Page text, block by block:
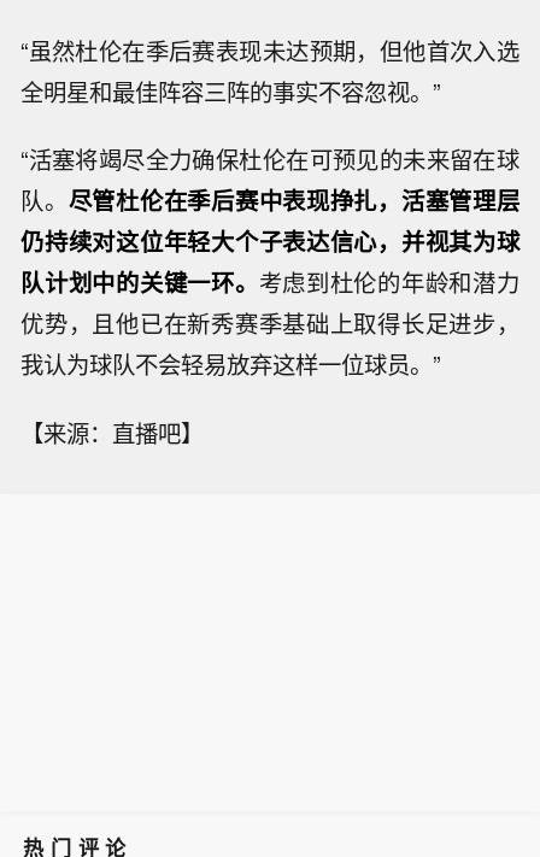
“虽然杜伦在季后赛表现未达预期，但他首次入选
全明星和最佳阵容三阵的事实不容忽视。”
“活塞将竭尽全力确保杜伦在可预见的未来留在球
队。 尽管杜伦在季后赛中表现挣扎，活塞管理层
仍持续对这位年轻大个子表达信心，并视其为球
队计划中的关键一环。 考虑到杜伦的年龄和潜力
优势，且他已在新秀赛季基础上取得长足进步，
我认为球队不会轻易放弃这样一位球员。”
【来源：直播吧】
热门评论